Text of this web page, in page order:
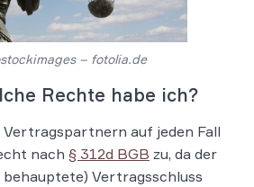
– fotolia.de
Rechte habe ich?
auf jeden Fall
nach § 312d BGB zu, da der
Vertragsschluss